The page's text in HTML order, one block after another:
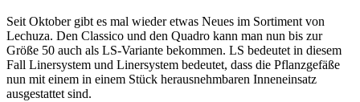
Seit Oktober gibt es mal wieder etwas Neues im Sortiment von
Lechuza. Den Classico und den Quadro kann man nun bis zur
Größe 50 auch als LS-Variante bekommen. LS bedeutet in diesem
Fall Linersystem und Linersystem bedeutet, dass die Pflanzgefäße
nun mit einem in einem Stück herausnehmbaren Inneneinsatz
ausgestattet sind.